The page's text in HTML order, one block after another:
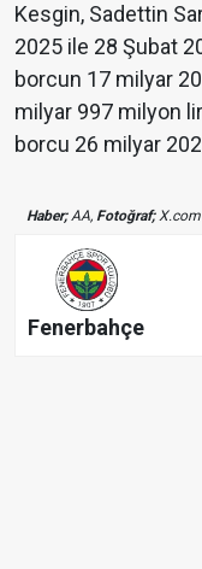
Kesgin, Sadettin
2025 ile 28 Şubat
borcun 17 milyar
milyar 997 milyon
borcu 26 milyar
Haber;AA, Fotoğraf;X.com
Fenerbahçe